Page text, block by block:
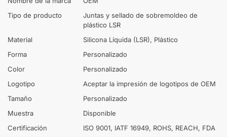
Tipo de producto
Juntas y sellado de sobremoldeo de
plástico LSR
Material
Silicona Líquida (LSR), Plástico
Forma
Personalizado
Color
Personalizado
Logotipo
Aceptar la impresión de logotipos de OEM
Tamaño
Personalizado
Muestra
Disponible
Certificación
ISO 9001, IATF 16949, ROHS, REACH, FDA